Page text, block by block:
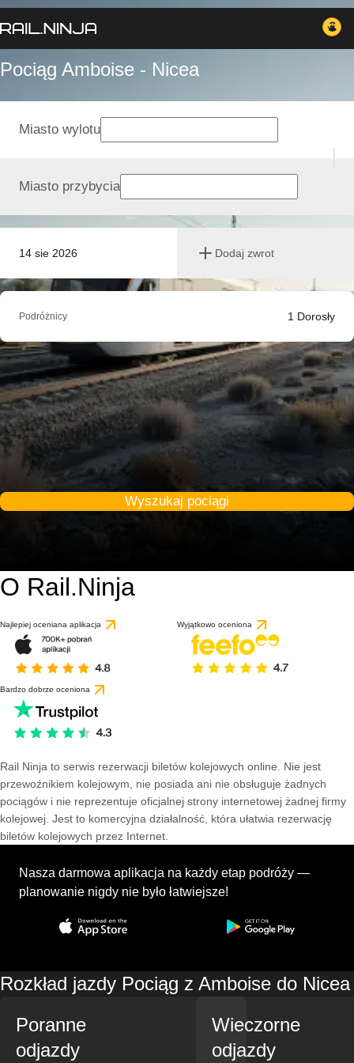
Pociąg Amboise - Nicea
14 sie 2026 Dodaj zwrot
Miasto wylotu
Miasto przybycia
Podróżnicy 1 Dorosły
Wyszukaj pociągi
O Rail.Ninja
Najlepiej oceniana aplikacja Wyjątkowo oceniona
Bardzo dobrze oceniona
Rail Ninja to serwis rezerwacji biletów kolejowych online. Nie jest
przewoźnikiem kolejowym, nie posiada ani nie obsługuje żadnych
pociągów i nie reprezentuje oficjalnej strony internetowej żadnej firmy
kolejowej. Jest to komercyjna działalność, która ułatwia rezerwację
biletów kolejowych przez Internet.
Nasza darmowa aplikacja na każdy etap podróży —
planowanie nigdy nie było łatwiejsze!
Rozkład jazdy Pociąg z Amboise do Nicea
Poranne
odjazdy
Wieczorne
odjazdy